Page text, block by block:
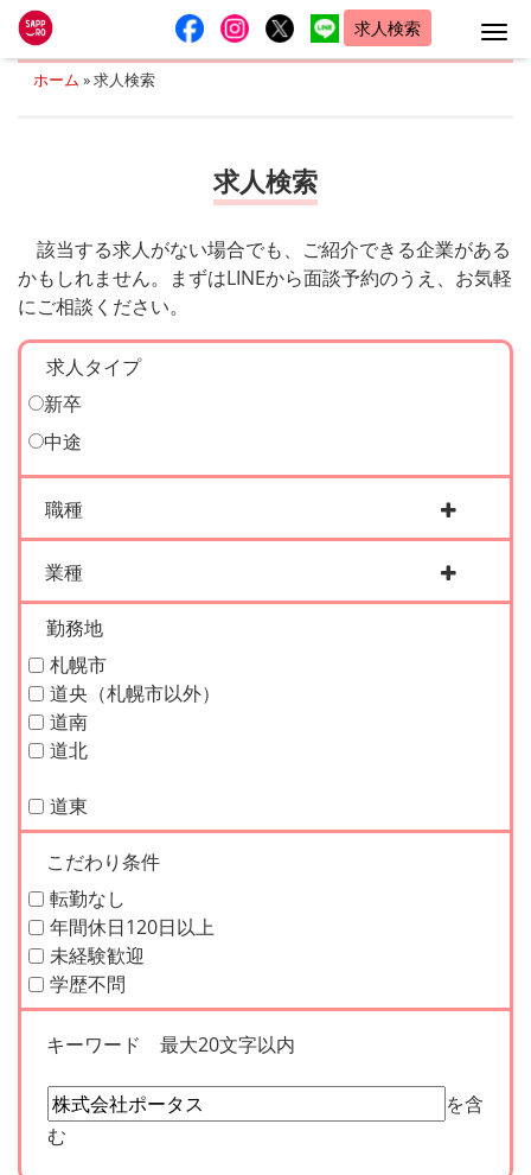
求人検索
ホーム »求人検索
求人検索
該当する求人がない場合でも、ご紹介できる企業がある
かもしれません。まずはLINEから面談予約のうえ、お気軽
にご相談ください。
求人タイプ
新卒
中途
職種
業種
勤務地
札幌市
道央（札幌市以外）
道南
道北
道東
こだわり条件
転勤なし
年間休日120日以上
未経験歓迎
学歴不問
キーワード 最大20文字以内
を含
む